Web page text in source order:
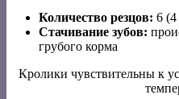
Количество резцов: 6 (4
Стачивание зубов:
грубого корма
Кролики чувствительны к